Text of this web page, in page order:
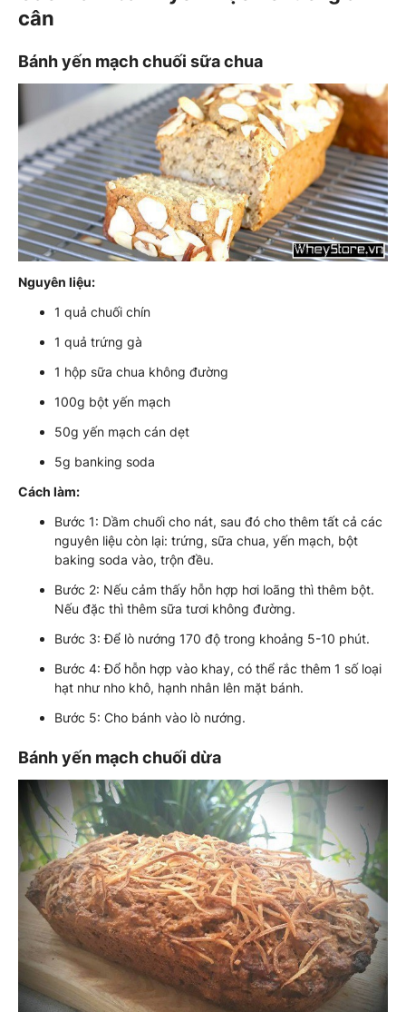
cân
Bánh yến mạch chuối sữa chua
Nguyên liệu:
1 quả chuối chín
1 quả trứng gà
1 hộp sữa chua không đường
100g bột yến mạch
50g yến mạch cán dẹt
5g banking soda
Cách làm:
Bước 1: Dầm chuối cho nát, sau đó cho thêm tất cả các
nguyên liệu còn lại: trứng, sữa chua, yến mạch, bột
baking soda vào, trộn đều.
Bước 2: Nếu cảm thấy hỗn hợp hơi loãng thì thêm bột.
Nếu đặc thì thêm sữa tươi không đường.
Bước 3: Để lò nướng 170 độ trong khoảng 5-10 phút.
Bước 4: Đổ hỗn hợp vào khay, có thể rắc thêm 1 số loại
hạt như nho khô, hạnh nhân lên mặt bánh.
Bước 5: Cho bánh vào lò nướng.
Bánh yến mạch chuối dừa